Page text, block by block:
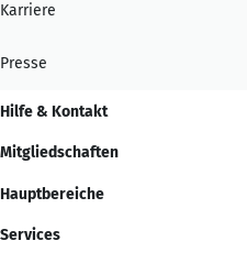
Karriere
Presse
Hilfe & Kontakt
Mitgliedschaften
Hauptbereiche
Services